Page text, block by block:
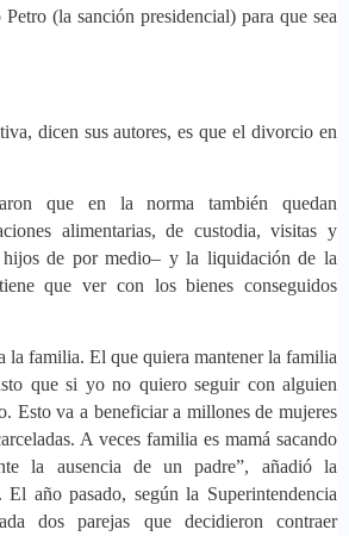
(la sanción presidencial) para que sea
dicen sus autores, es que el divorcio en
que en la norma también quedan
alimentarias, de custodia, visitas y
hijos de por medio– y la liquidación de la
que ver con los bienes conseguidos
la familia. El que quiera mantener la familia
que si yo no quiero seguir con alguien
Esto va a beneficiar a millones de mujeres
A veces familia es mamá sacando
la ausencia de un padre”, añadió la
El año pasado, según la Superintendencia
dos parejas que decidieron contraer